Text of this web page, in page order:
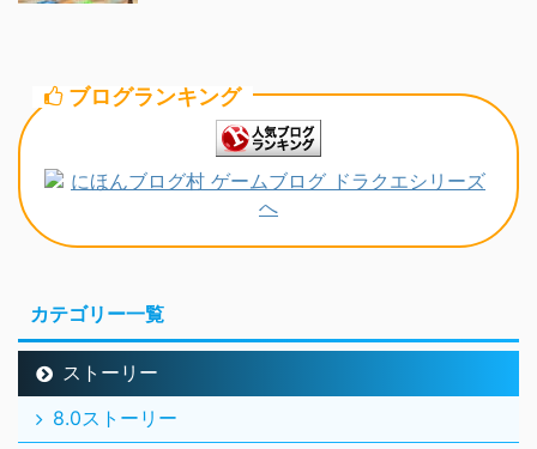
ブログランキング
カテゴリー一覧
ストーリー
8.0ストーリー